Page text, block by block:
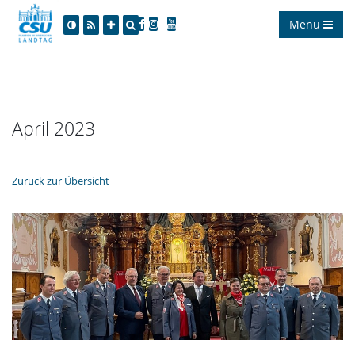
Menü
April 2023
Zurück zur Übersicht